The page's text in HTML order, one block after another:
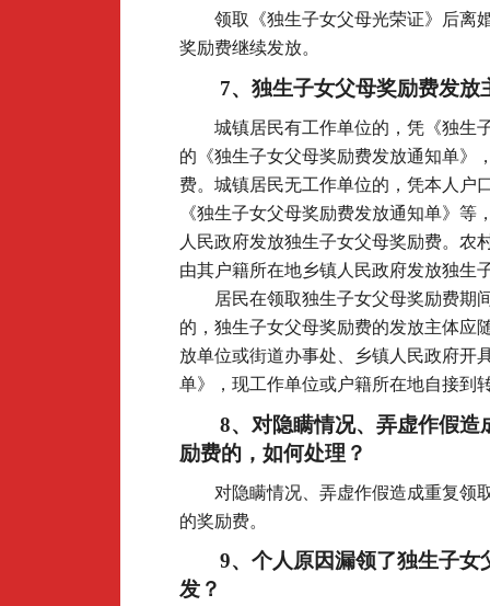
领取《独生子女父母光荣证》后离
奖励费继续发放。
7、独生子女父母奖励费发放
城镇居民有工作单位的，凭《独生
的《独生子女父母奖励费发放通知单》
费。城镇居民无工作单位的，凭本人户
《独生子女父母奖励费发放通知单》
人民政府发放独生子女父母奖励费。农
由其户籍所在地乡镇人民政府发放独生
居民在领取独生子女父母奖励费期
的，独生子女父母奖励费的发放主体应
放单位或街道办事处、乡镇人民政府开
单》，现工作单位或户籍所在地自接到
8、对隐瞒情况、弄虚作假
励费的，如何处理？
对隐瞒情况、弄虚作假造成重复领
的奖励费。
9、个人原因漏领了独生子
发？